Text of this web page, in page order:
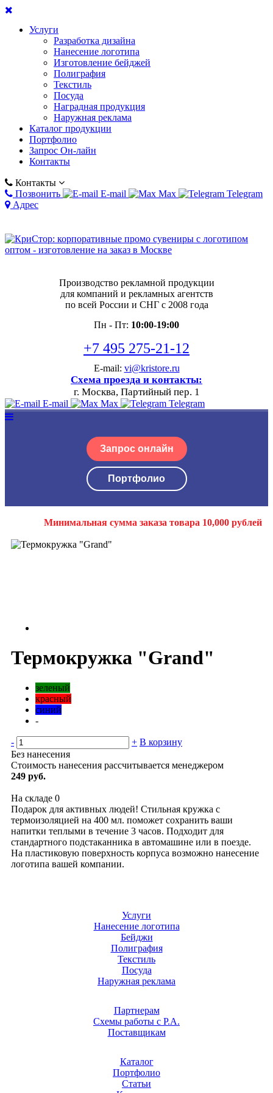
Услуги
Разработка дизайна
Нанесение логотипа
Изготовление бейджей
Полиграфия
Текстиль
Посуда
Наградная продукция
Наружная реклама
Каталог продукции
Портфолио
Запрос Он-лайн
Контакты
Контакты
Позвонить
E-mail Max
Telegram
Адрес
Производство рекламной продукции
для компаний и рекламных агентств
по всей России и СНГ с 2008 года
Пн - Пт: 10:00-19:00
+7 495 275-21-12
E-mail: vi@kristore.ru
Схема проезда и контакты:
г. Москва, Партийный пер. 1
E-mail Max Telegram
Запрос онлайн
Портфолио
Минимальная сумма заказа товара 10,000 рублей
Термокружка "Grand"
зеленый
красный
синий
-
- + В корзину
Без нанесения
Стоимость нанесения рассчитывается менеджером
249 руб.
На складе 0
Подарок для активных людей! Стильная кружка с
термоизоляцией на 400 мл. поможет сохранить ваши
напитки теплыми в течение 3 часов. Подходит для
стандартного подстаканника в автомашине или в поезде.
На пластиковую поверхность корпуса возможно нанесение
логотипа вашей компании.
Услуги
Нанесение логотипа
Бейджи
Полиграфия
Текстиль
Посуда
Наружная реклама
Партнерам
Схемы работы с Р.А.
Поставщикам
Каталог
Портфолио
Статьи